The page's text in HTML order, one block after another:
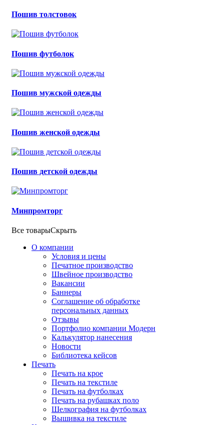
Пошив толстовок
Пошив футболок
Пошив мужской одежды
Пошив женской одежды
Пошив детской одежды
Минпромторг
Все товарыСкрыть
О компании
Условия и цены
Печатное производство
Швейное производство
Вакансии
Баннеры
Соглашение об обработке
персональных данных
Отзывы
Портфолио компании Модерн
Калькулятор нанесения
Новости
Библиотека кейсов
Печать
Печать на крое
Печать на текстиле
Печать на футболках
Печать на рубашках поло
Шелкография на футболках
Вышивка на текстиле